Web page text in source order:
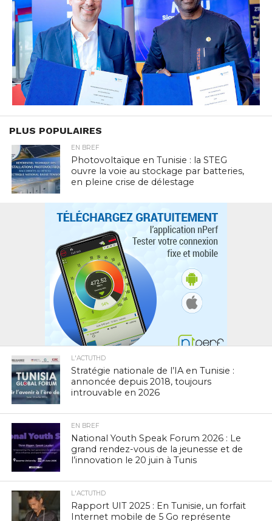
PLUS POPULAIRES
EN BREF
Photovoltaïque en Tunisie : la STEG
ouvre la voie au stockage par batteries,
en pleine crise de délestage
L'ACTUTHD
Stratégie nationale de l’IA en Tunisie :
annoncée depuis 2018, toujours
introuvable en 2026
EN BREF
National Youth Speak Forum 2026 : Le
grand rendez-vous de la jeunesse et de
l’innovation le 20 juin à Tunis
L'ACTUTHD
Rapport UIT 2025 : En Tunisie, un forfait
Internet mobile de 5 Go représente